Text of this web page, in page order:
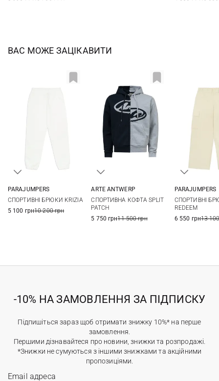
ВАС МОЖЕ ЗАЦІКАВИТИ
PARAJUMPERS
СПОРТИВНІ БРЮКИ KRIZIA
5 100 грн10 200 грн
ARTE ANTWERP
СПОРТИВНА КОФТА SPLIT
PATCH
5 750 грн11 500 грн
PARAJUMPERS
СПОРТИВНІ
REDEEM
6 550 грн13
-10% НА ЗАМОВЛЕННЯ ЗА ПІДПИСКУ
Підпишіться зараз щоб отримати знижку 10%* на перше
замовлення.
Першими дізнавайтеся про новини, знижки та розпродажі.
*Знижки не сумуються з іншими знижками та акційними
пропозиціями.